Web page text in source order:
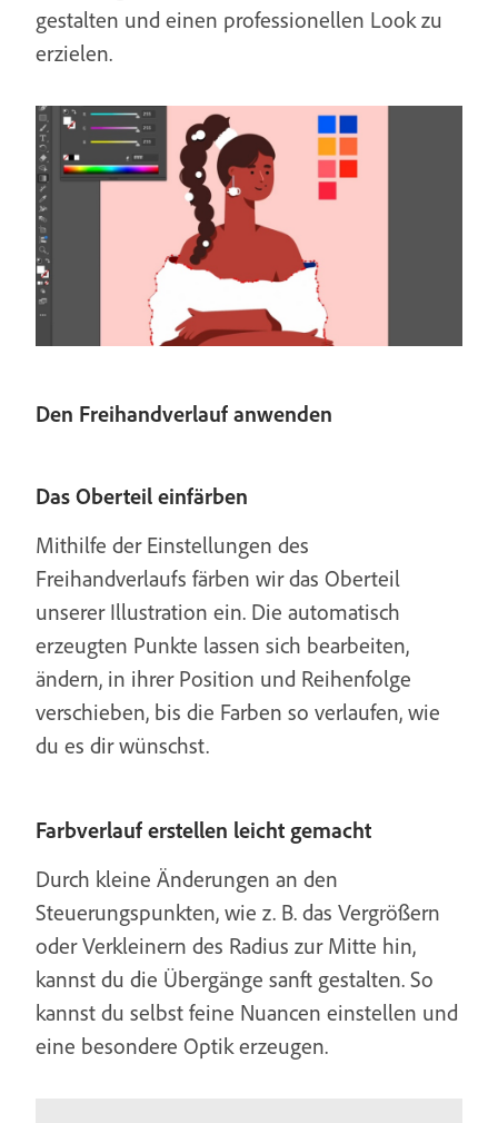
gestalten und einen professionellen Look zu
erzielen.
Den Freihandverlauf anwenden
Das Oberteil einfärben
Mithilfe der Einstellungen des
Freihandverlaufs färben wir das Oberteil
unserer Illustration ein. Die automatisch
erzeugten Punkte lassen sich bearbeiten,
ändern, in ihrer Position und Reihenfolge
verschieben, bis die Farben so verlaufen, wie
du es dir wünschst.
Farbverlauf erstellen leicht gemacht
Durch kleine Änderungen an den
Steuerungspunkten, wie z. B. das Vergrößern
oder Verkleinern des Radius zur Mitte hin,
kannst du die Übergänge sanft gestalten. So
kannst du selbst feine Nuancen einstellen und
eine besondere Optik erzeugen.